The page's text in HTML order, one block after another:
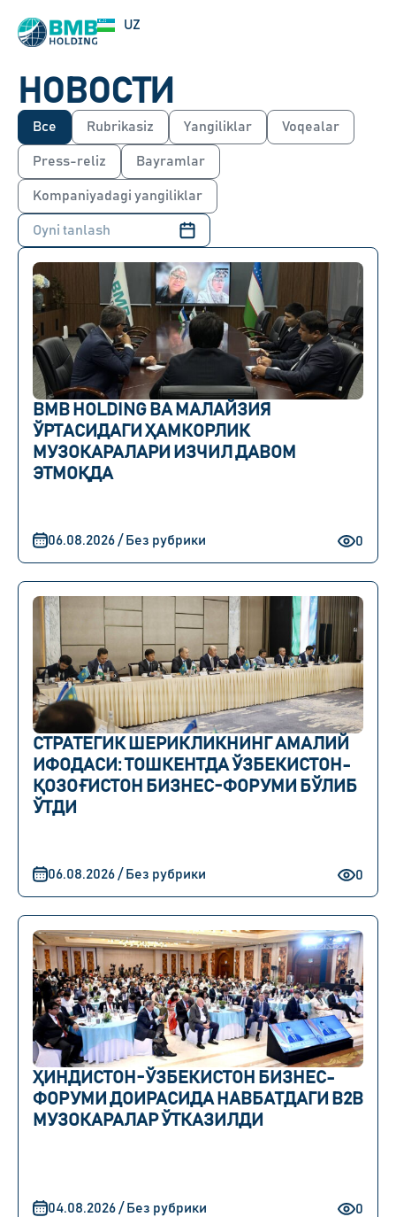
UZ
RU
НОВОСТИ
Rubrikasiz Yangiliklar Voqealar
Press-reliz Bayramlar
Kompaniyadagi yangiliklar
Все
BMB HOLDING ВА МАЛАЙЗИЯ
ЎРТАСИДАГИ ҲАМКОРЛИК
МУЗОКАРАЛАРИ ИЗЧИЛ ДАВОМ
ЭТМОҚДА
0
06.08.2026 / Без рубрики
СТРАТЕГИК ШЕРИКЛИКНИНГ АМАЛИЙ
ИФОДАСИ: ТОШКЕНТДА ЎЗБЕКИСТОН-
ҚОЗОҒИСТОН БИЗНЕС-ФОРУМИ БЎЛИБ
ЎТДИ
0
06.08.2026 / Без рубрики
ҲИНДИСТОН-ЎЗБЕКИСТОН БИЗНЕС-
ФОРУМИ ДОИРАСИДА НАВБАТДАГИ B2B
МУЗОКАРАЛАР ЎТКАЗИЛДИ
0
04.08.2026 / Без рубрики